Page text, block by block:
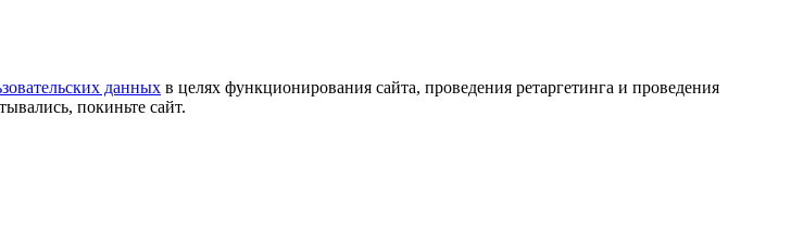
данных в целях функционирования сайта, проведения ретаргетинга и проведения
покиньте сайт.